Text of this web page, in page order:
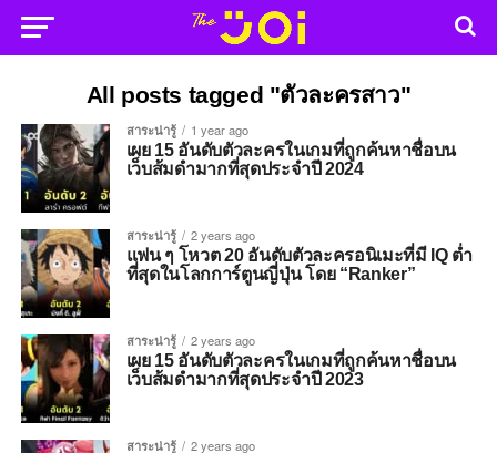
All posts tagged "ตัวละครสาว"
สาระน่ารู้ 1 year ago
เผย 15 อันดับตัวละครในเกมที่ถูกค้นหาชื่อบน
เว็บส้มดำมากที่สุดประจำปี 2024
สาระน่ารู้ 2 years ago
แฟน ๆ โหวต 20 อันดับตัวละครอนิเมะที่มี IQ ต่ำ
ที่สุดในโลกการ์ตูนญี่ปุ่น โดย “Ranker”
สาระน่ารู้ 2 years ago
เผย 15 อันดับตัวละครในเกมที่ถูกค้นหาชื่อบน
เว็บส้มดำมากที่สุดประจำปี 2023
สาระน่ารู้ 2 years ago